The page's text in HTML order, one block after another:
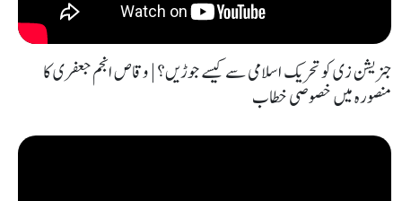
جنریشن زی کو تحریک اسلامی سے کیسے جوڑیں؟ | وقاص انجم جعفری کا
منصورہ میں خصوصی خطاب